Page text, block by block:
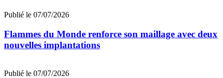
Publié le 07/07/2026
Flammes du Monde renforce son maillage avec deux
nouvelles implantations
Publié le 07/07/2026